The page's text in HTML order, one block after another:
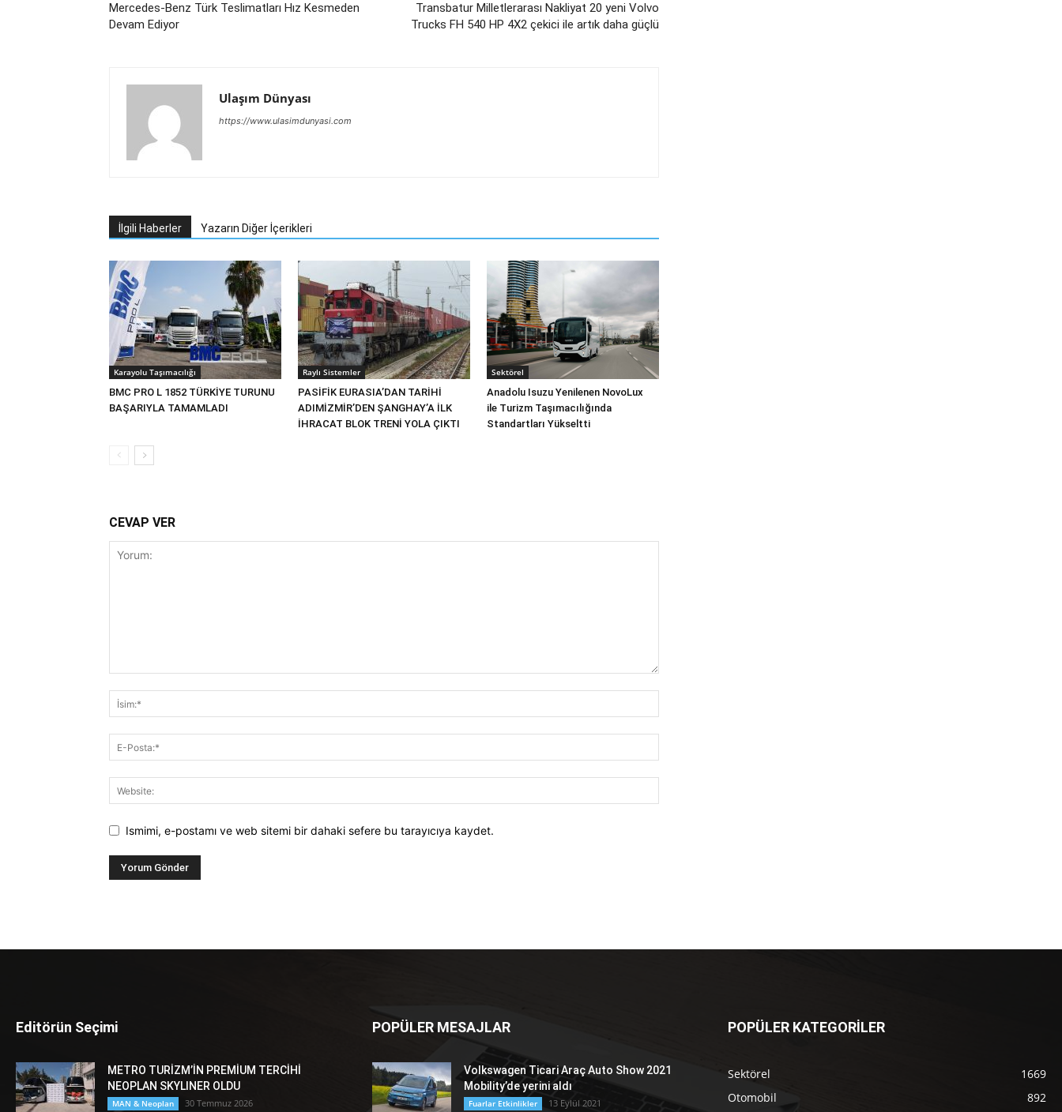
Mercedes-Benz Türk Teslimatları Hız Kesmeden
Devam Ediyor
Transbatur Milletlerarası Nakliyat 20 yeni Volvo
Trucks FH 540 HP 4X2 çekici ile artık daha güçlü
Ulaşım Dünyası
https://www.ulasimdunyasi.com
İlgili Haberler Yazarın Diğer İçerikleri
Karayolu Taşımacılığı
BMC PRO L 1852 TÜRKİYE TURUNU
BAŞARIYLA TAMAMLADI
Raylı Sistemler
PASİFİK EURASIA’DAN TARİHİ
ADIMİZMİR’DEN ŞANGHAY’A İLK
İHRACAT BLOK TRENİ YOLA ÇIKTI
Sektörel
Anadolu Isuzu Yenilenen NovoLux
ile Turizm Taşımacılığında
Standartları Yükseltti
CEVAP VER
Ismimi, e-postamı ve web sitemi bir dahaki sefere bu tarayıcıya kaydet.
Editörün Seçimi
METRO TURİZM’İN PREMİUM TERCİHİ
NEOPLAN SKYLINER OLDU
MAN & Neoplan 30 Temmuz 2026
POPÜLER MESAJLAR
Volkswagen Ticari Araç Auto Show 2021
Mobility’de yerini aldı
Fuarlar Etkinlikler 13 Eylül 2021
POPÜLER KATEGORİLER
Sektörel
1669
Otomobil
892